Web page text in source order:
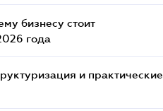
бизнесу стоит
года
и практические